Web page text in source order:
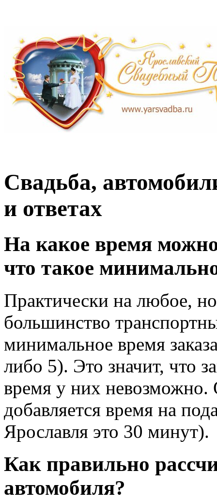
Свадьба,
и ответах
На какое время
что такое
Практически на любое,
большинство
минимальное время
либо 5). Это значит, что
время у них
добавляется время на
Ярославля это 30 минут).
Как правильно
автомобиля?